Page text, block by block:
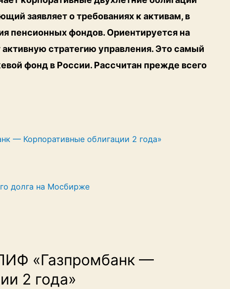
заявляет о требованиях к активам, в
пенсионных фондов. Ориентируется на
активную стратегию управления. Это самый
фонд в России. Рассчитан прежде всего
— Корпоративные облигации 2 года»
долга на Мосбирже
«Газпромбанк —
2 года»